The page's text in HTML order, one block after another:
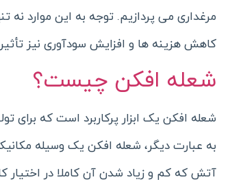
مرغداری می پردازیم. توجه به این موارد نه
کاهش هزینه ها و افزایش سودآوری نیز
شعله افکن چیست؟
شعله افکن یک ابزار پرکاربرد است که برای
به عبارت دیگر، شعله افکن یک وسیله
آتش که کم و زیاد شدن آن کاملا در اختیار